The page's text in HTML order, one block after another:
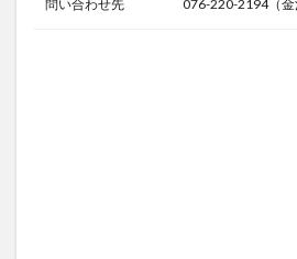
問い合わせ先 076-220-2194（金